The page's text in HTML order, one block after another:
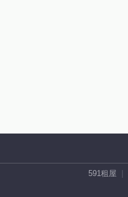
591租屋